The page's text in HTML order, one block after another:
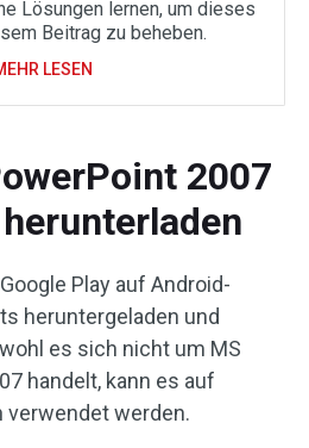
Lösungen lernen, um dieses
Beitrag zu beheben.
LESEN
2007
Play auf Android-
heruntergeladen und
es sich nicht um MS
handelt, kann es auf
verwendet werden.